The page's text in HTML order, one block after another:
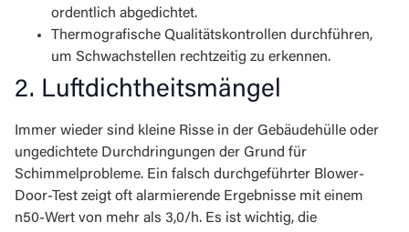
ordentlich abgedichtet.
Thermografische Qualitätskontrollen durchführen,
um Schwachstellen rechtzeitig zu erkennen.
2. Luftdichtheitsmängel
Immer wieder sind kleine Risse in der Gebäudehülle oder
ungedichtete Durchdringungen der Grund für
Schimmelprobleme. Ein falsch durchgeführter Blower-
Door-Test zeigt oft alarmierende Ergebnisse mit einem
n50-Wert von mehr als 3,0/h. Es ist wichtig, die